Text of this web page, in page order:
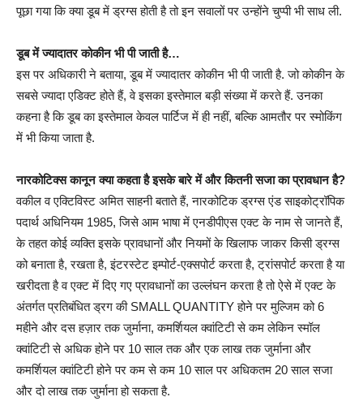
पूछा गया कि क्या डूब में ड्रग्स होती है तो इन सवालों पर उन्होंने चुप्पी भी साध ली.
डूब में ज्‍यादातर कोकीन भी पी जाती है…
इस पर अधिकारी ने बताया, डूब में ज्‍यादातर कोकीन भी पी जाती है. जो कोकीन के
सबसे ज्‍यादा एडिक्‍ट होते हैं, वे इसका इस्‍तेमाल बड़ी संख्‍या में करते हैं. उनका
कहना है कि डूब का इस्‍तेमाल केवल पार्टिज में ही नहीं, बल्कि आमतौर पर स्‍मोकिंग
में भी किया जाता है.
नारकोटिक्‍स कानून क्‍या कहता है इसके बारे में और कितनी सजा का प्रावधान है?
वकील व एक्टिविस्‍ट अमित साहनी बताते हैं, नारकोटिक ड्रग्‍स एंड साइकोट्रॉपिक
पदार्थ अधिनियम 1985, जिसे आम भाषा में एनडीपीएस एक्ट के नाम से जानते हैं,
के तहत कोई व्यक्ति इसके प्रावधानों और नियमों के खिलाफ जाकर किसी ड्रग्स
को बनाता है, रखता है, इंटरस्टेट इम्पोर्ट-एक्सपोर्ट करता है, ट्रांसपोर्ट करता है या
खरीदता है व एक्ट में दिए गए प्रावधानों का उल्‍लंघन करता है तो ऐसे में एक्ट के
अंतर्गत प्रतिबंधित ड्रग की SMALL QUANTITY होने पर मुल्जिम को 6
महीने और दस हज़ार तक जुर्माना, कमर्शियल क्वांटिटी से कम लेकिन स्‍मॉल
क्वांटिटी से अधिक होने पर 10 साल तक और एक लाख तक जुर्माना और
कमर्शियल क्वांटिटी होने पर कम से कम 10 साल पर अधिकतम 20 साल सजा
और दो लाख तक जुर्माना हो सकता है.